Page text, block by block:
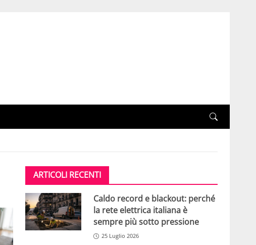
ARTICOLI RECENTI
Caldo record e blackout: perché
la rete elettrica italiana è
sempre più sotto pressione
25 Luglio 2026